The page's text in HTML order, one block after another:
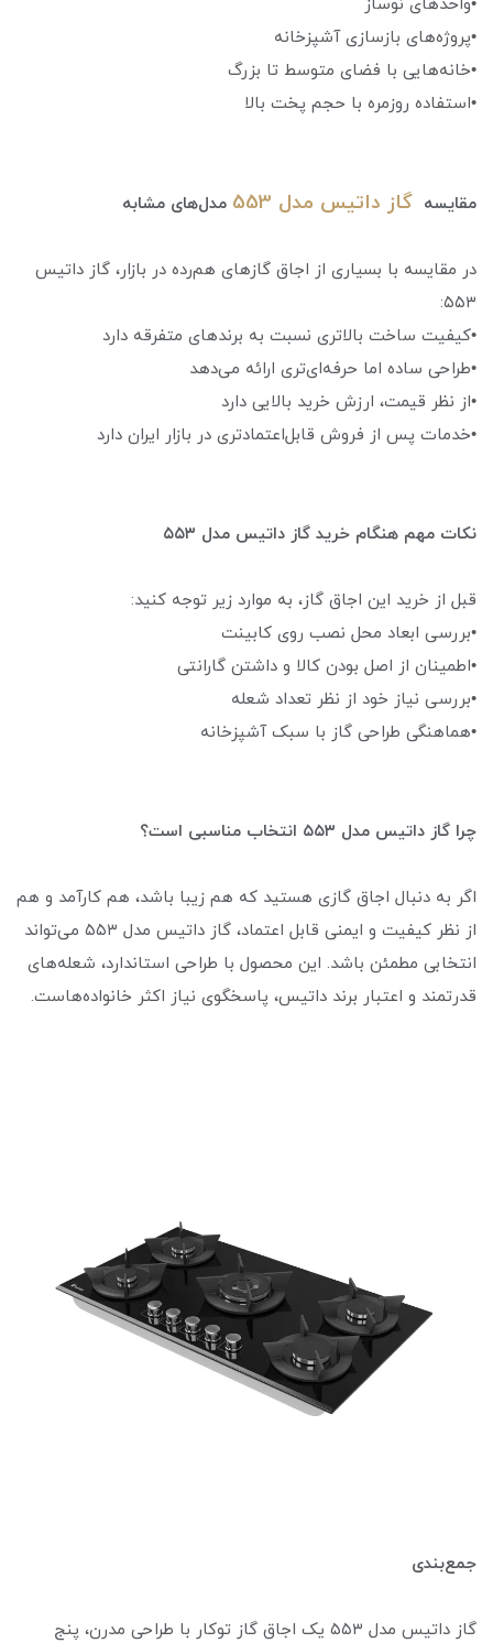
•واحدهای نوساز
•پروژه‌های بازسازی آشپزخانه
•خانه‌هایی با فضای متوسط تا بزرگ
•استفاده روزمره با حجم پخت بالا
مقایسه گاز داتیس مدل 553 مدل‌های مشابه
در مقایسه با بسیاری از اجاق گازهای هم‌رده در بازار، گاز داتیس
۵۵۳:
•کیفیت ساخت بالاتری نسبت به برندهای متفرقه دارد
•طراحی ساده اما حرفه‌ای‌تری ارائه می‌دهد
•از نظر قیمت، ارزش خرید بالایی دارد
•خدمات پس از فروش قابل‌اعتماد‌تری در بازار ایران دارد
نکات مهم هنگام خرید گاز داتیس مدل ۵۵۳
قبل از خرید این اجاق گاز، به موارد زیر توجه کنید:
•بررسی ابعاد محل نصب روی کابینت
•اطمینان از اصل بودن کالا و داشتن گارانتی
•بررسی نیاز خود از نظر تعداد شعله
•هماهنگی طراحی گاز با سبک آشپزخانه
چرا گاز داتیس مدل ۵۵۳ انتخاب مناسبی است؟
اگر به دنبال اجاق گازی هستید که هم زیبا باشد، هم کارآمد و هم
از نظر کیفیت و ایمنی قابل اعتماد، گاز داتیس مدل ۵۵۳ می‌تواند
انتخابی مطمئن باشد. این محصول با طراحی استاندارد، شعله‌های
قدرتمند و اعتبار برند داتیس، پاسخگوی نیاز اکثر خانواده‌هاست.
جمع‌بندی
گاز داتیس مدل ۵۵۳ یک اجاق گاز توکار با طراحی مدرن، پنج